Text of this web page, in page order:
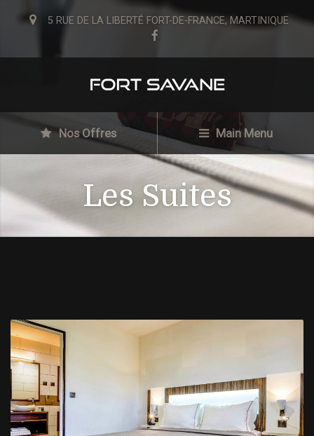
5 RUE DE LA LIBERTÉ FORT-DE-FRANCE, MARTINIQUE
Nos Offres Main Menu
Les Suites